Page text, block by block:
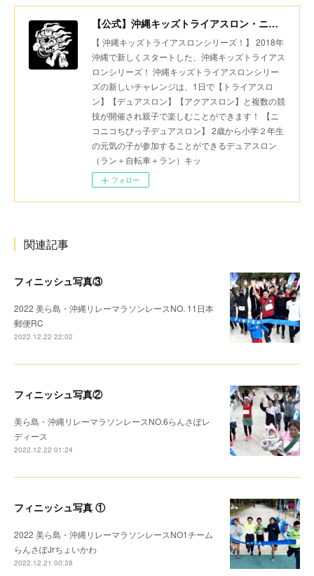
【公式】沖縄キッズトライアスロン・ニコニコちびっ子デュアスロン・美ら島スポーツ
【 沖縄キッズトライアスロンシリーズ！】 2018年
沖縄で新しくスタートした、沖縄キッズトライアス
ロンシリーズ！ 沖縄キッズトライアスロンシリー
ズの新しいチャレンジは、1日で【トライアスロ
ン】【デュアスロン】【アクアスロン】と複数の競
技が開催され親子で楽しむことができます！ 【ニ
コニコちびっ子デュアスロン】 2歳から小学２年生
の元気の子が参加することができるデュアスロン
（ラン＋自転車＋ラン）キッ
フォロー
関連記事
フィニッシュ写真③
2022 美ら島・沖縄リレーマラソンレースNO. 11日本
郵便RC
2022.12.22 22:02
フィニッシュ写真②
美ら島・沖縄リレーマラソンレースNO.6らんさぽレ
ディース
2022.12.22 01:24
フィニッシュ写真 ①
2022 美ら島・沖縄リレーマラソンレースNO1チーム
らんさぽJrちょいかわ
2022.12.21 00:38